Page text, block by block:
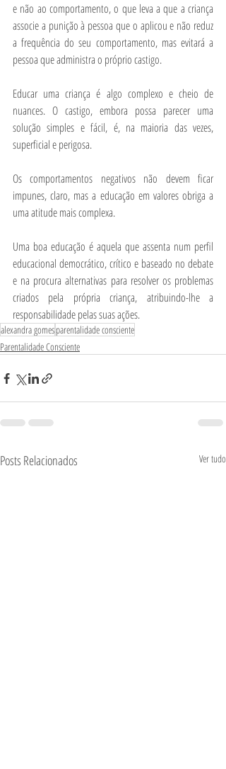
e não ao comportamento, o que leva a que a criança
associe a punição à pessoa que o aplicou e não reduz
a frequência do seu comportamento, mas evitará a
pessoa que administra o próprio castigo.
Educar uma criança é algo complexo e cheio de
nuances. O castigo, embora possa parecer uma
solução simples e fácil, é, na maioria das vezes,
superficial e perigosa.
Os comportamentos negativos não devem ficar
impunes, claro, mas a educação em valores obriga a
uma atitude mais complexa.
Uma boa educação é aquela que assenta num perfil
educacional democrático, crítico e baseado no debate
e na procura alternativas para resolver os problemas
criados pela própria criança, atribuindo-lhe a
responsabilidade pelas suas ações.
alexandra gomesparentalidade consciente
Parentalidade Consciente
Posts Relacionados Ver tudo